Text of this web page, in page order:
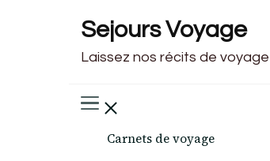
Sejours Voyage
Laissez nos récits de
Carnets de voyage